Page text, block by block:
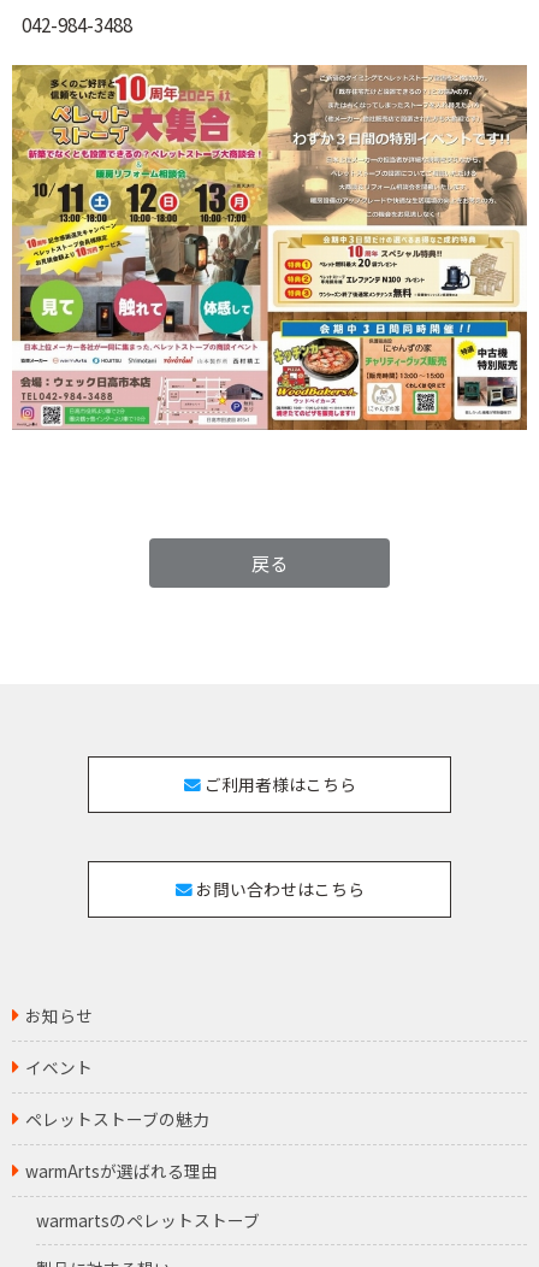
042-984-3488
戻る
ご利用者様はこちら
お問い合わせはこちら
お知らせ
イベント
ペレットストーブの魅力
warmArtsが選ばれる理由
warmartsのペレットストーブ